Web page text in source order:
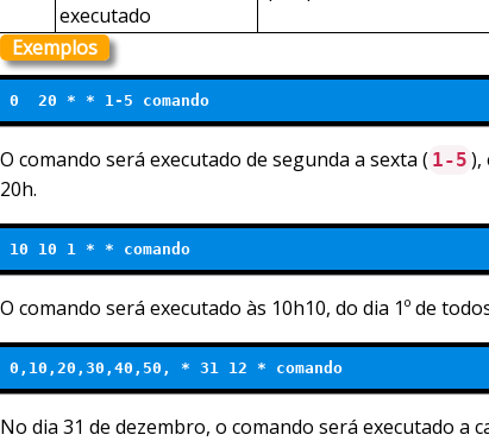
executado
Exemplos
0  20 * * 1-5 comando
O comando será executado de segunda a sexta ( 1-5 ),
20h.
10 10 1 * * comando
O comando será executado às 10h10, do dia 1º de
0,10,20,30,40,50, * 31 12 * comando
No dia 31 de dezembro, o comando será executado a